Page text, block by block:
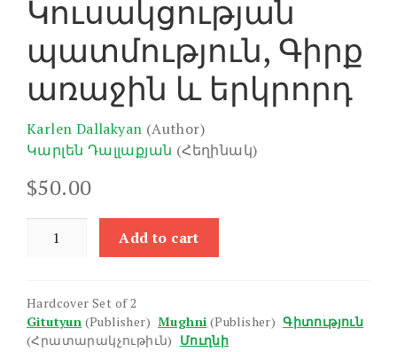
Կուսակցության
պատմություն, Գիրք
առաջին և երկրորդ
Karlen Dallakyan (Author)
Կարլեն Դալլաքյան (Հեղինակ)
$50.00
Azatakan
Books
1
Add to cart
Hardcover Set of 2
Gitutyun (Publisher) Mughni (Publisher) Գիտություն
(Հրատարակչութիւն) Մուղնի